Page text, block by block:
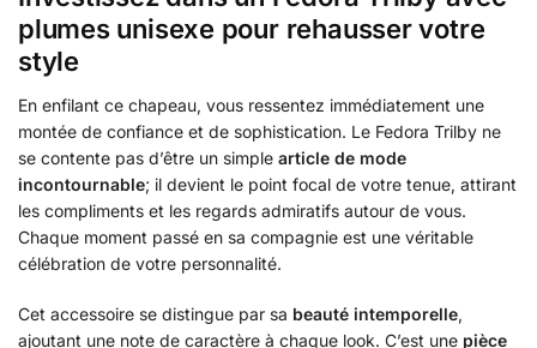
plumes unisexe pour rehausser votre
style
En enfilant ce chapeau, vous ressentez immédiatement une
montée de confiance et de sophistication. Le Fedora Trilby ne
se contente pas d’être un simple article de mode
incontournable; il devient le point focal de votre tenue, attirant
les compliments et les regards admiratifs autour de vous.
Chaque moment passé en sa compagnie est une véritable
célébration de votre personnalité.
Cet accessoire se distingue par sa beauté intemporelle,
ajoutant une note de caractère à chaque look. C’est une pièce